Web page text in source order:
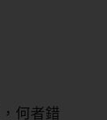
何者錯